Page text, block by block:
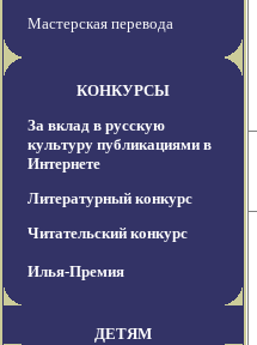
Мастерская перевода
КОНКУРСЫ
За вклад в русскую
культуру публикациями в
Интернете
Литературный конкурс
Читательский конкурс
Илья-Премия
ДЕТЯМ